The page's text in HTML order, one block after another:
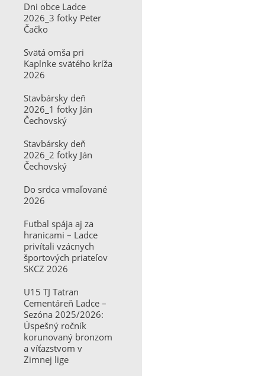
Dni obce Ladce
2026_3 fotky Peter
Čačko
Svätá omša pri
Kaplnke svätého kríža
2026
Stavbársky deň
2026_1 fotky Ján
Čechovský
Stavbársky deň
2026_2 fotky Ján
Čechovský
Do srdca vmaľované
2026
Futbal spája aj za
hranicami – Ladce
privítali vzácnych
športových priateľov
SKCZ 2026
U15 TJ Tatran
Cementáreň Ladce –
Sezóna 2025/2026:
Úspešný ročník
korunovaný bronzom
a víťazstvom v
Zimnej lige